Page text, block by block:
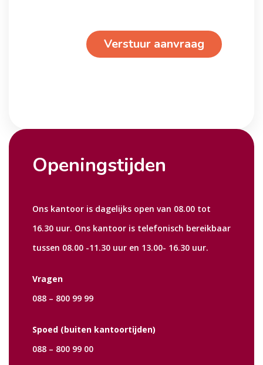
Verstuur aanvraag
Openingstijden
Ons kantoor is dagelijks open van 08.00 tot
16.30 uur. Ons kantoor is telefonisch bereikbaar
tussen 08.00 -11.30 uur en 13.00- 16.30 uur.
Vragen
088 – 800 99 99
Spoed (buiten kantoortijden)
088 – 800 99 00